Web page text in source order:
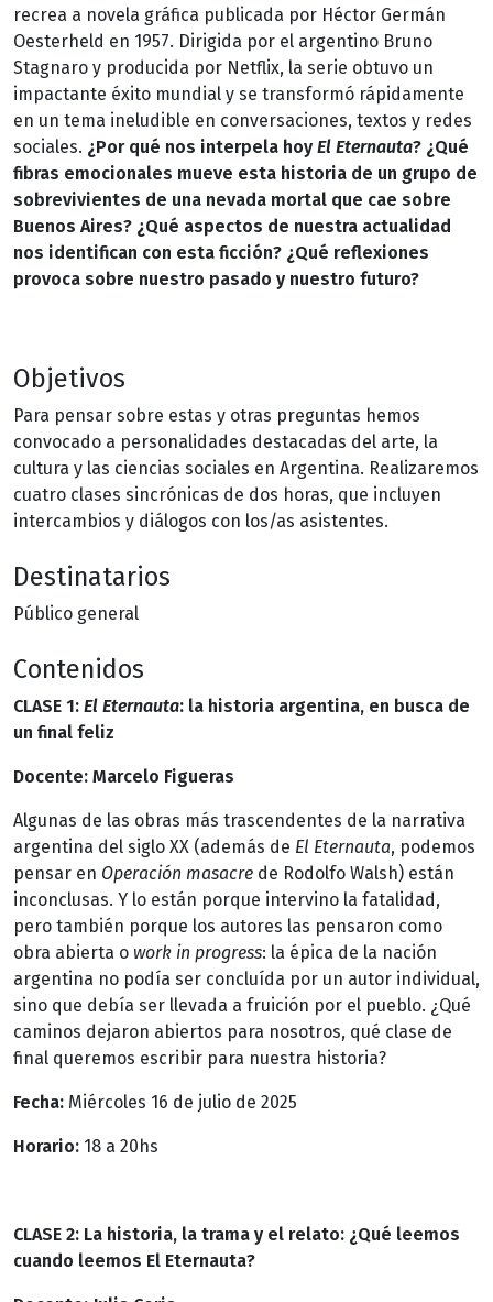
recrea a novela gráfica publicada por Héctor Germán
Oesterheld en 1957. Dirigida por el argentino Bruno
Stagnaro y producida por Netflix, la serie obtuvo un
impactante éxito mundial y se transformó rápidamente
en un tema ineludible en conversaciones, textos y redes
sociales. ¿Por qué nos interpela hoy El Eternauta? ¿Qué
fibras emocionales mueve esta historia de un grupo de
sobrevivientes de una nevada mortal que cae sobre
Buenos Aires? ¿Qué aspectos de nuestra actualidad
nos identifican con esta ficción? ¿Qué reflexiones
provoca sobre nuestro pasado y nuestro futuro?
Objetivos
Para pensar sobre estas y otras preguntas hemos
convocado a personalidades destacadas del arte, la
cultura y las ciencias sociales en Argentina. Realizaremos
cuatro clases sincrónicas de dos horas, que incluyen
intercambios y diálogos con los/as asistentes.
Destinatarios
Público general
Contenidos
CLASE 1: El Eternauta: la historia argentina, en busca de
un final feliz
Docente: Marcelo Figueras
Algunas de las obras más trascendentes de la narrativa
argentina del siglo XX (además de El Eternauta, podemos
pensar en Operación masacre de Rodolfo Walsh) están
inconclusas. Y lo están porque intervino la fatalidad,
pero también porque los autores las pensaron como
obra abierta o work in progress: la épica de la nación
argentina no podía ser concluída por un autor individual,
sino que debía ser llevada a fruición por el pueblo. ¿Qué
caminos dejaron abiertos para nosotros, qué clase de
final queremos escribir para nuestra historia?
Fecha: Miércoles 16 de julio de 2025
Horario: 18 a 20hs
CLASE 2: La historia, la trama y el relato: ¿Qué leemos
cuando leemos El Eternauta?